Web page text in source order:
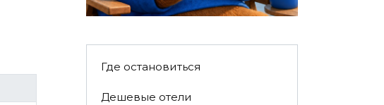
Где остановиться
Дешевые отели